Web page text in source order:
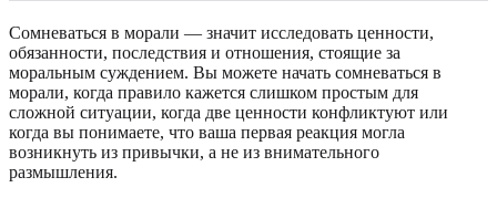
Сомневаться в морали — значит исследовать ценности,
обязанности, последствия и отношения, стоящие за
моральным суждением. Вы можете начать сомневаться в
морали, когда правило кажется слишком простым для
сложной ситуации, когда две ценности конфликтуют или
когда вы понимаете, что ваша первая реакция могла
возникнуть из привычки, а не из внимательного
размышления.